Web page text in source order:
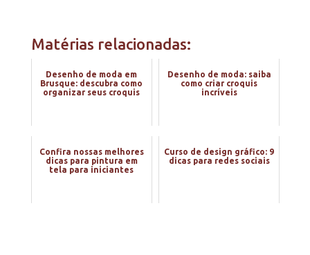
Matérias relacionadas:
Desenho de moda em
Brusque: descubra como
organizar seus croquis
Desenho de moda: saiba
como criar croquis
incríveis
Confira nossas melhores
dicas para pintura em
tela para iniciantes
Curso de design gráfico: 9
dicas para redes sociais